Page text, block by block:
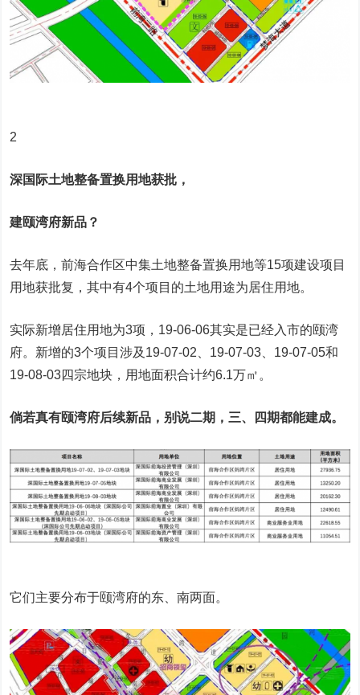
2
深国际土地整备置换用地获批，
建颐湾府新品？
去年底，前海合作区中集土地整备置换用地等15项建设项目
用地获批复，其中有4个项目的土地用途为居住用地。
实际新增居住用地为3项，19-06-06其实是已经入市的颐湾
府。新增的3个项目涉及19-07-02、19-07-03、19-07-05和
19-08-03四宗地块，用地面积合计约6.1万㎡。
倘若真有颐湾府后续新品，别说二期，三、四期都能建成。
它们主要分布于颐湾府的东、南两面。